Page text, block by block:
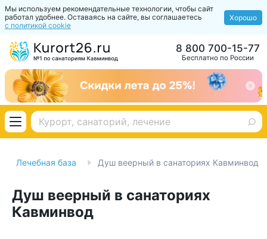
Мы используем рекомендательные технологии, чтобы сайт
работал удобнее. Оставаясь на сайте, вы соглашаетесь
с политикой cookie
Хорошо
Бесплатно по России
8 800 700-15-77
Лечебная база Душ веерный в санаториях Кавминвод
Душ веерный в санаториях
Кавминвод